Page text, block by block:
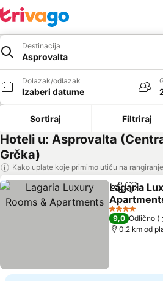
Destinacija
Asprovalta
Dolazak/odlazak
Izaberi datume
Sortiraj Filtriraj
Hoteli u: Asprovalta
Grčka)
Kako uplate koje primimo utiču na rangiranje
Deli
Lagaria
4 Zvezdice
9,0 Odlično
0.2 km od